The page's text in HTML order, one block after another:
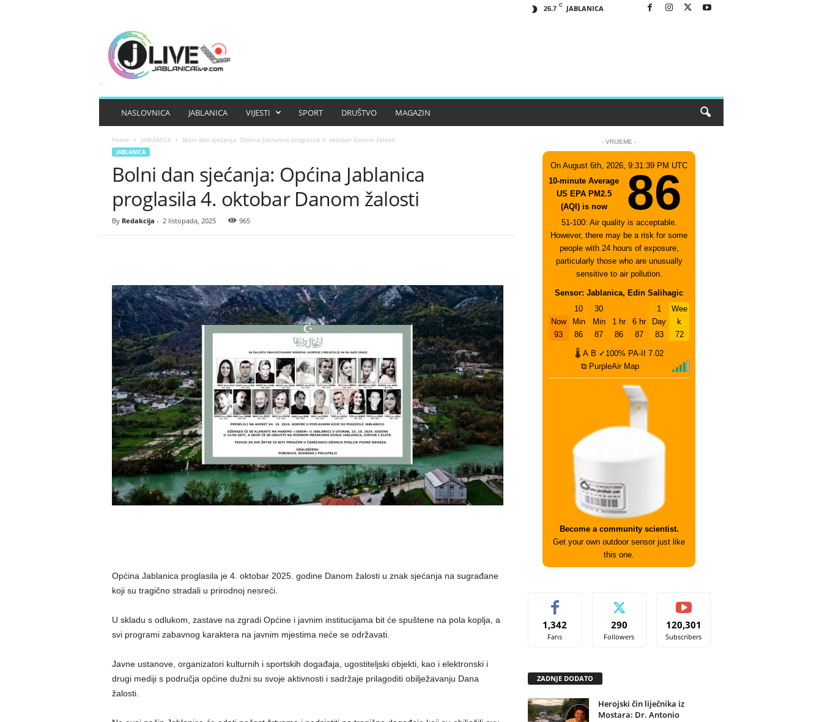
26.7 C JABLANICA
NASLOVNICA JABLANICA VIJESTI SPORT DRUŠTVO MAGAZIN
Home JABLANICA Bolni dan sjećanja: Općina Jablanica proglasila 4. oktobar Danom žalosti
JABLANICA
Bolni dan sjećanja: Općina Jablanica
proglasila 4. oktobar Danom žalosti
By Redakcija - 2 listopada, 2025 965
Općina Jablanica proglasila je 4. oktobar 2025. godine Danom žalosti u znak sjećanja na sugrađane
koji su tragično stradali u prirodnoj nesreći.
U skladu s odlukom, zastave na zgradi Općine i javnim institucijama bit će spuštene na pola koplja, a
svi programi zabavnog karaktera na javnim mjestima neće se održavati.
Javne ustanove, organizatori kulturnih i sportskih događaja, ugostiteljski objekti, kao i elektronski i
drugi mediji s područja općine dužni su svoje aktivnosti i sadržaje prilagoditi obilježavanju Dana
žalosti.
- VRIJEME -
On August 6th, 2026, 9:31:39 PM UTC
10-minute Average
US EPA PM2.5
(AQI) is now
86
51-100: Air quality is acceptable.
However, there may be a risk for some
people with 24 hours of exposure,
particularly those who are unusually
sensitive to air pollution.
Sensor: Jablanica, Edin Salihagic
Now
93
10
Min
86
30
Min
87
1 hr
86
6 hr
87
1
Day
83
Wee
k
72
🌡 A B ✓100% PA-II
7.02
⧉ PurpleAir Map
Become a community scientist.
Get your own outdoor sensor just like
this one.
1,342
Fans
290
Followers
120,301
Subscribers
ZADNJE DODATO
Herojski čin liječnika iz
Mostara: Dr. Antonio